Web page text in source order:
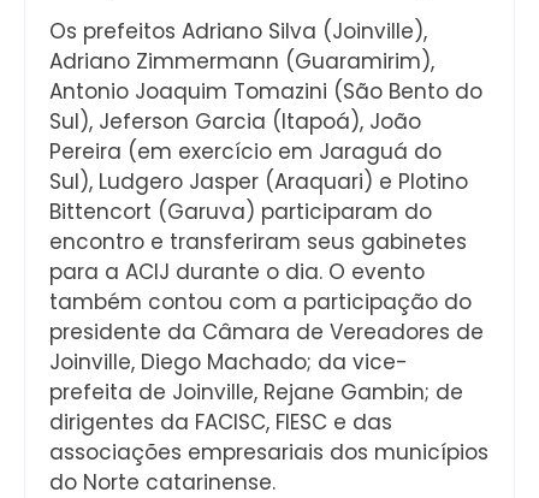
Os prefeitos Adriano Silva (Joinville),
Adriano Zimmermann (Guaramirim),
Antonio Joaquim Tomazini (São Bento do
Sul), Jeferson Garcia (Itapoá), João
Pereira (em exercício em Jaraguá do
Sul), Ludgero Jasper (Araquari) e Plotino
Bittencort (Garuva) participaram do
encontro e transferiram seus gabinetes
para a ACIJ durante o dia. O evento
também contou com a participação do
presidente da Câmara de Vereadores de
Joinville, Diego Machado; da vice-
prefeita de Joinville, Rejane Gambin; de
dirigentes da FACISC, FIESC e das
associações empresariais dos municípios
do Norte catarinense.